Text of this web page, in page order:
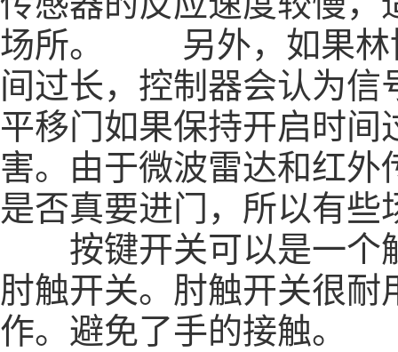
场所。 另外，如果林
间过长，控制器会认为
平移门如果保持开启时
害。由于微波雷达和红
是否真要进门，所以有
按键开关可以是一个
肘触开关。肘触开关很
作。避免了手的接触